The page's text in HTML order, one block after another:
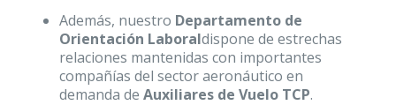
Además, nuestro Departamento de
Orientación Laboraldispone de estrechas
relaciones mantenidas con importantes
compañías del sector aeronáutico en
demanda de Auxiliares de Vuelo TCP.